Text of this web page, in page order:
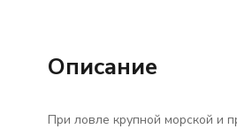
Описание
При ловле крупной морской и